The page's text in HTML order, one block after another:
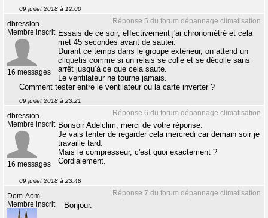
09 juillet 2018 à 12:00
Réponse 5 du forum dépannage climatisation
dbression
Membre inscrit
16 messages
Essais de ce soir, effectivement j'ai chronométré et cela
met 45 secondes avant de sauter.
Durant ce temps dans le groupe extérieur, on attend un
cliquetis comme si un relais se colle et se décolle sans
arrêt jusqu’à ce que cela saute.
Le ventilateur ne tourne jamais.
Comment tester entre le ventilateur ou la carte inverter ?
09 juillet 2018 à 23:21
Réponse 6 du forum dépannage climatisation
dbression
Membre inscrit
16 messages
Bonsoir Adelclim, merci de votre réponse.
Je vais tenter de regarder cela mercredi car demain soir je
travaille tard.
Mais le compresseur, c'est quoi exactement ?
Cordialement.
09 juillet 2018 à 23:48
Réponse 7 du forum dépannage climatisation
Dom-Aom
Membre inscrit
Bonjour.